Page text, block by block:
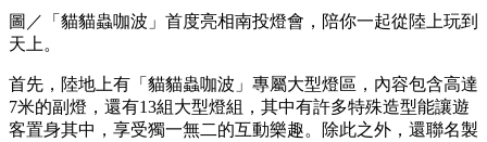
圖／「貓貓蟲咖波」首度亮相南投燈會，陪你一起從陸上玩到
天上。
首先，陸地上有「貓貓蟲咖波」專屬大型燈區，內容包含高達
7米的副燈，還有13組大型燈組，其中有許多特殊造型能讓遊
客置身其中，享受獨一無二的互動樂趣。除此之外，還聯名製